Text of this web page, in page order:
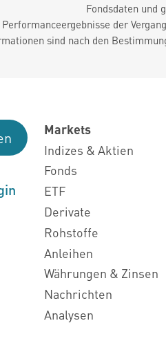
Fondsdaten und
Performanceergebnisse der
sind nach den
Markets
Indizes & Aktien
Fonds
ETF
Derivate
Rohstoffe
Anleihen
Währungen & Zinsen
Nachrichten
Analysen